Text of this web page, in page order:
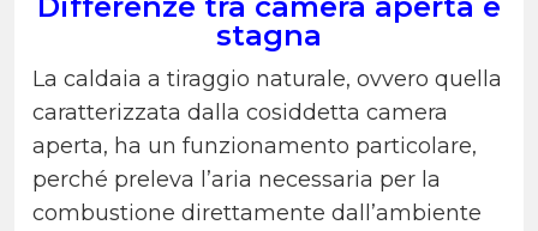
stagna
La caldaia a tiraggio naturale, ovvero quella
caratterizzata dalla cosiddetta camera
aperta, ha un funzionamento particolare,
perché preleva l’aria necessaria per la
combustione direttamente dall’ambiente